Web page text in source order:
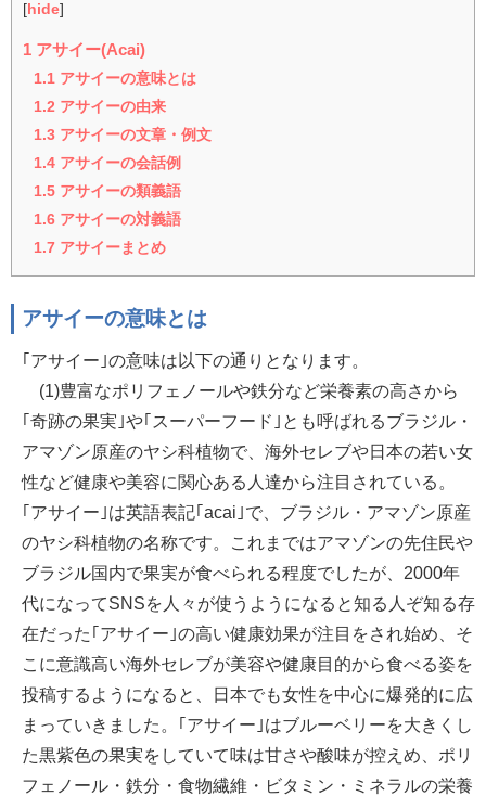
[ hide]
1 アサイー(Acai)
1.1 アサイーの意味とは
1.2 アサイーの由来
1.3 アサイーの文章・例文
1.4 アサイーの会話例
1.5 アサイーの類義語
1.6 アサイーの対義語
1.7 アサイーまとめ
アサイーの意味とは
｢アサイー｣の意味は以下の通りとなります。
(1)豊富なポリフェノールや鉄分など栄養素の高さから
｢奇跡の果実｣や｢スーパーフード｣とも呼ばれるブラジル・
アマゾン原産のヤシ科植物で、海外セレブや日本の若い女
性など健康や美容に関心ある人達から注目されている。
｢アサイー｣は英語表記｢acai｣で、ブラジル・アマゾン原産
のヤシ科植物の名称です。これまではアマゾンの先住民や
ブラジル国内で果実が食べられる程度でしたが、2000年
代になってSNSを人々が使うようになると知る人ぞ知る存
在だった｢アサイー｣の高い健康効果が注目をされ始め、そ
こに意識高い海外セレブが美容や健康目的から食べる姿を
投稿するようになると、日本でも女性を中心に爆発的に広
まっていきました。｢アサイー｣はブルーベリーを大きくし
た黒紫色の果実をしていて味は甘さや酸味が控えめ、ポリ
フェノール・鉄分・食物繊維・ビタミン・ミネラルの栄養